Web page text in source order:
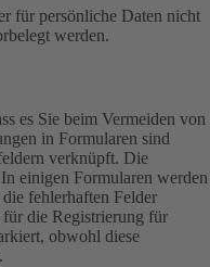
für persönliche Daten nicht
werden.
es Sie beim Vermeiden von
in Formularen sind
verknüpft. Die
einigen Formularen werden
fehlerhaften Felder
die Registrierung für
obwohl diese